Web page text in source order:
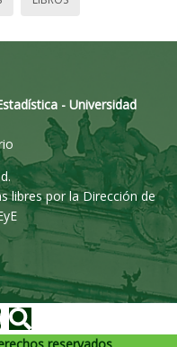
- Universidad
libres por la Dirección de